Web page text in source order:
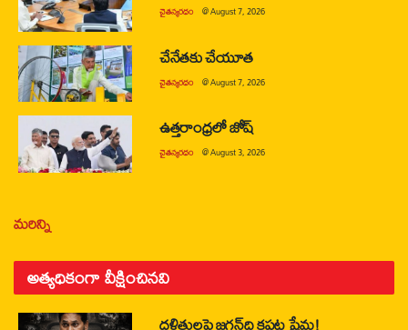
చైతన్యరధం @August 7, 2026
చేనేతకు చేయూత
చైతన్యరధం @August 7, 2026
ఉత్తరాంధ్రలో జోష్
చైతన్యరధం @August 3, 2026
మరిన్ని
అత్యధికంగా వీక్షించినవి
దళితులపై జగన్‌ది కపట ప్రేమ!